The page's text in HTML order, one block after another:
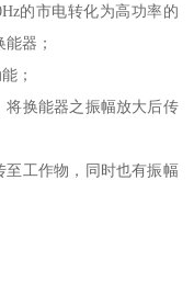
的市电转化为高功率的
器；
；
将换能器之振幅放大后传
至工作物，同时也有振幅